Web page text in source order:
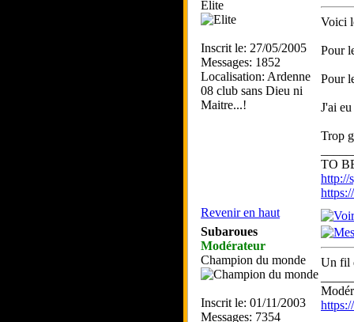
Elite
Inscrit le: 27/05/2005
Messages: 1852
Localisation: Ardenne
08 club sans Dieu ni
Maitre...!
Voici
Pour
Pour
J'ai
Trop
TO
http://
Revenir en haut
Subaroues
Modérateur
Champion du monde
Inscrit le: 01/11/2003
Messages: 7354
Un fil